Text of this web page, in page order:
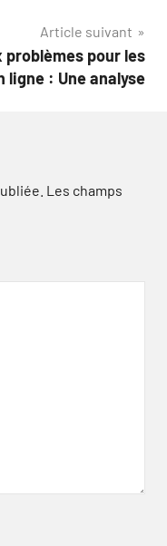
Article suivant
pour les
ligne : Une analyse
Les champs